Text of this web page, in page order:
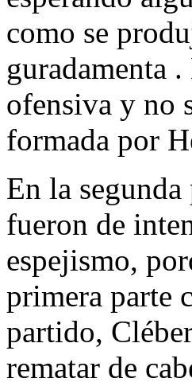
como se
guradamenta
ofensiva y no
formada por
En la
fueron de
espejismo,
primera parte
partido,
rematar de